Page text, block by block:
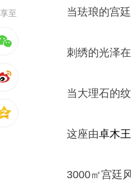
至 当珐琅的宫
刺绣的光泽
当大理石的
这座由卓木王
3000㎡宫廷